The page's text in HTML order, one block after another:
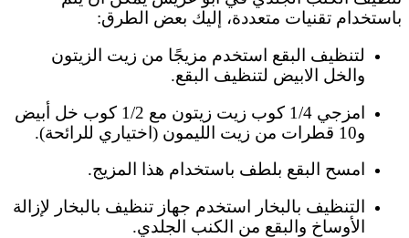
باستخدام تقنيات متعددة، إليك بعض الطرق:
لتنظيف البقع استخدم مزيجًا من زيت الزيتون
والخل الابيض لتنظيف البقع.
امزجي 1/4 كوب زيت زيتون مع 1/2 كوب خل أبيض
و10 قطرات من زيت الليمون (اختياري للرائحة).
امسح البقع بلطف باستخدام هذا المزيج.
التنظيف بالبخار استخدم جهاز تنظيف بالبخار لإزالة
الأوساخ والبقع من الكنب الجلدي.